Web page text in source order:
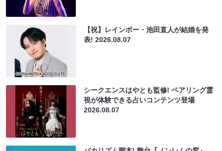
【祝】レインボー・池田直人が結婚を発
表!2026.08.07
シークエンスはやとも監修! ペアリング霊
視が体験できる占いコンテンツ登場
2026.08.07